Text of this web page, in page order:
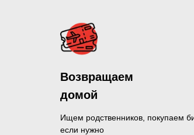
Ищем родственников, покупаем
если нужно
Возвращаем
домой
и продолжаем это